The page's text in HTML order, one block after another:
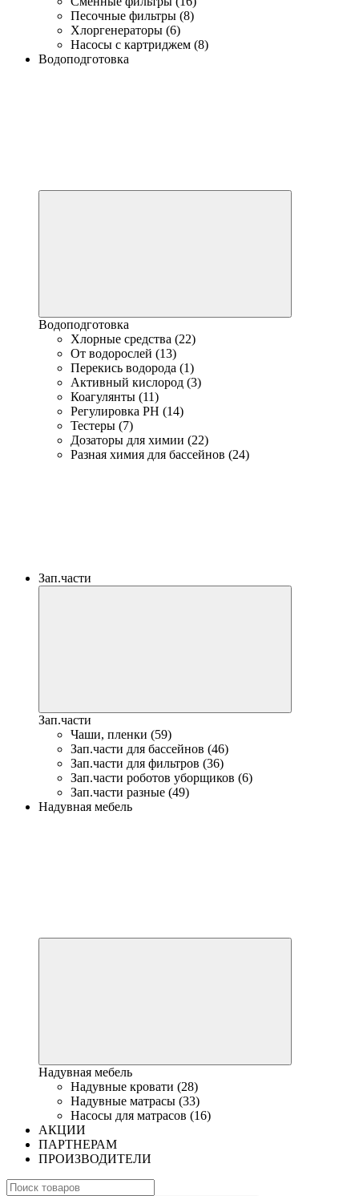
Песочные фильтры (8)
Хлоргенераторы (6)
Насосы с картриджем (8)
Водоподготовка
Водоподготовка
Хлорные средства (22)
От водорослей (13)
Перекись водорода (1)
Активный кислород (3)
Коагулянты (11)
Регулировка PH (14)
Тестеры (7)
Дозаторы для химии (22)
Разная химия для бассейнов (24)
Зап.части
Зап.части
Чаши, пленки (59)
Зап.части для бассейнов (46)
Зап.части для фильтров (36)
Зап.части роботов уборщиков (6)
Зап.части разные (49)
Надувная мебель
Надувная мебель
Надувные кровати (28)
Надувные матрасы (33)
Насосы для матрасов (16)
АКЦИИ
ПАРТНЕРАМ
ПРОИЗВОДИТЕЛИ